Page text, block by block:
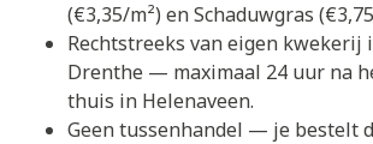
(€3,35/m²) en Schaduwgras
Rechtstreeks van eigen kwekerij
Drenthe — maximaal 24 uur na
thuis in Helenaveen.
Geen tussenhandel — je bestelt